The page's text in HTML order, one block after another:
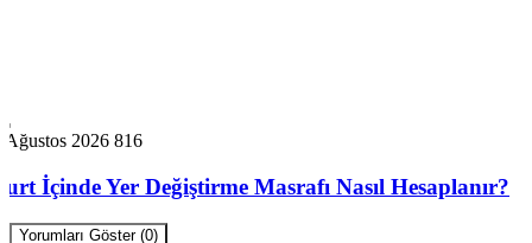
Ağustos 2026 816
İçinde Yer Değiştirme Masrafı Nasıl Hesaplanır?
Yorumları Göster (0)